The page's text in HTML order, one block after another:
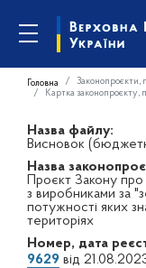
Головна Законопроєкти,
Картка законопроєкту,
Назва файлу:
Висновок
Назва
Проєкт Закону
з виробниками за
потужності яких
територіях
Номер, дата
9629 від